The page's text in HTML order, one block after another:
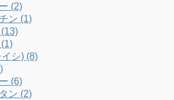
(2)
ン (1)
シ) (8)
(6)
ン (2)